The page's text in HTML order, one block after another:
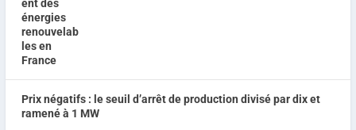
Prix négatifs : le seuil d’arrêt de production divisé par dix et
ramené à 1 MW